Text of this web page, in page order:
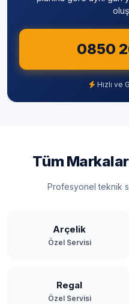
Şişli
Tuzla
Üsküdar
Zeytinburnu
0850
Hızlı ve
Tüm
Profesyonel teknik
Arçelik
Özel Servisi
Regal
Özel Servisi